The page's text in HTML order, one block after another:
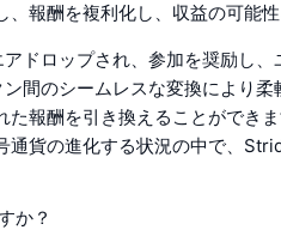
報酬を複利化し、収益の可能性
ドロップされ、参加を奨励し
間のシームレスな変換により
た報酬を引き換えることができ
通貨の進化する状況の中で、
か？